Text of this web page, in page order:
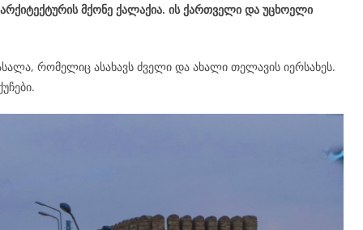
მქონე ქალაქია. ის ქართველი და უცხოელი
რომელიც ასახავს ძველი და ახალი თელავის იერსახეს.